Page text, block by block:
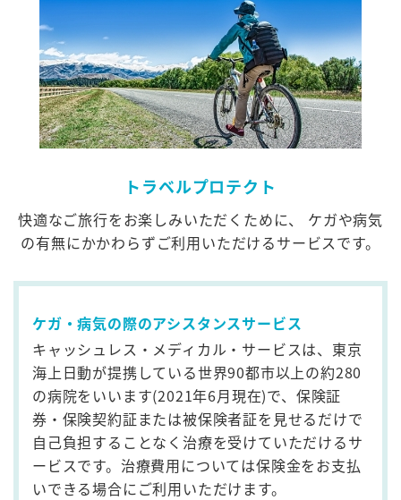
トラベルプロテクト
快適なご旅行をお楽しみいただくために、
ケガや病気
の有無にかかわらずご利用いただけるサービスです。
ケガ・病気の際のアシスタンスサービス
キャッシュレス・メディカル・サービスは、東京
海上日動が提携している世界90都市以上の約280
の病院をいいます(2021年6月現在)で、保険証
券・保険契約証または被保険者証を見せるだけで
自己負担することなく治療を受けていただけるサ
ービスです。治療費用については保険金をお支払
いできる場合にご利用いただけます。